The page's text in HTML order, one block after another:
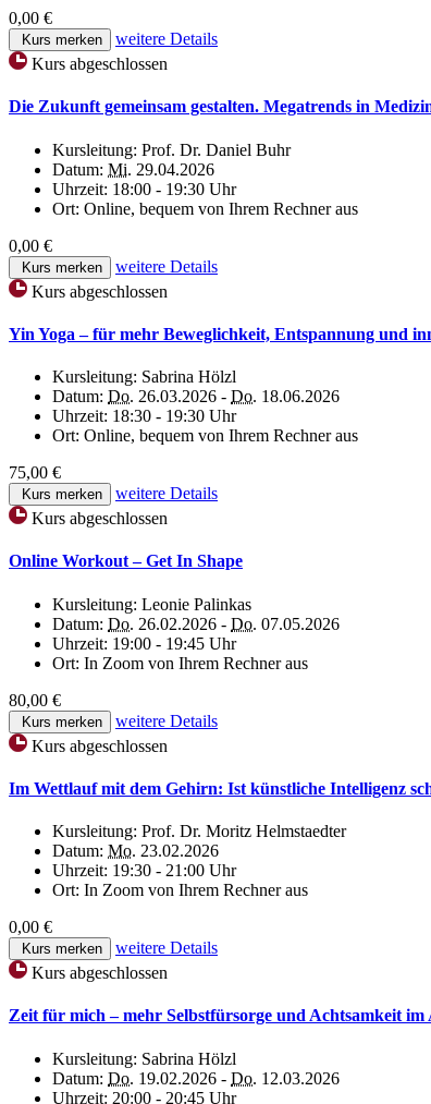
0,00 €
Kurs merken
weitere Details
Kurs abgeschlossen
Die Zukunft gemeinsam gestalten. Megatrends in
Kursleitung: Prof. Dr. Daniel Buhr
Datum: Mi. 29.04.2026
Uhrzeit: 18:00 - 19:30 Uhr
Ort: Online, bequem von Ihrem Rechner aus
0,00 €
Kurs merken
weitere Details
Kurs abgeschlossen
Yin Yoga – für mehr Beweglichkeit, Entspannung und
Kursleitung: Sabrina Hölzl
Datum: Do. 26.03.2026 - Do. 18.06.2026
Uhrzeit: 18:30 - 19:30 Uhr
Ort: Online, bequem von Ihrem Rechner aus
75,00 €
Kurs merken
weitere Details
Kurs abgeschlossen
Online Workout – Get In Shape
Kursleitung: Leonie Palinkas
Datum: Do. 26.02.2026 - Do. 07.05.2026
Uhrzeit: 19:00 - 19:45 Uhr
Ort: In Zoom von Ihrem Rechner aus
80,00 €
Kurs merken
weitere Details
Kurs abgeschlossen
Im Wettlauf mit dem Gehirn: Ist künstliche Intelligenz
Kursleitung: Prof. Dr. Moritz Helmstaedter
Datum: Mo. 23.02.2026
Uhrzeit: 19:30 - 21:00 Uhr
Ort: In Zoom von Ihrem Rechner aus
0,00 €
Kurs merken
weitere Details
Kurs abgeschlossen
Zeit für mich – mehr Selbstfürsorge und Achtsamkeit im
Kursleitung: Sabrina Hölzl
Datum: Do. 19.02.2026 - Do. 12.03.2026
Uhrzeit: 20:00 - 20:45 Uhr